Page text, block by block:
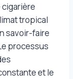
cigarière
tropical
savoir-faire
processus
et le